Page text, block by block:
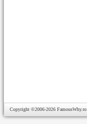
Copyright ©2006-2026 FamousWhy.ro